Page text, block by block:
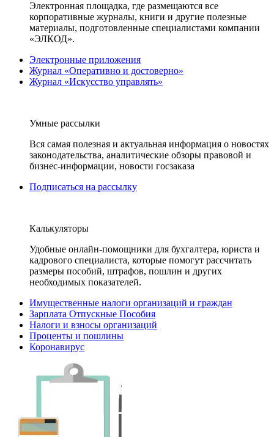
Электронная площадка, где размещаются все
корпоративные журналы, книги и другие полезные
материалы, подготовленные специалистами компании
«ЭЛКОД».
Электронные приложения
Журнал «Оперативно и достоверно»
Журнал «Искусство управлять»
Умные рассылки
Вся самая полезная и актуальная информация о новостях
законодательства, аналитические обзоры правовой и
бизнес-информации, новости госзаказа
Подписаться на рассылку
Калькуляторы
Удобные онлайн-помощники для бухгалтера, юриста и
кадрового специалиста, которые помогут рассчитать
размеры пособий, штрафов, пошлин и других
необходимых показателей.
Имущественные налоги организаций и граждан
Зарплата Отпускные Пособия
Налоги и взносы организаций
Проценты и пошлины
Коронавирус